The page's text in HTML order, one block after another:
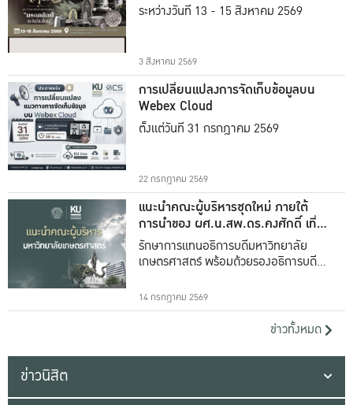
ระหว่างวันที่ 13 - 15 สิงหาคม 2569
3 สิงหาคม 2569
การเปลี่ยนแปลงการจัดเก็บข้อมูลบน
Webex Cloud
ตั้งแต่วันที่ 31 กรกฎาคม 2569
22 กรกฎาคม 2569
แนะนำคณะผู้บริหารชุดใหม่ ภายใต้
การนำของ ผศ.น.สพ.ดร.คงศักดิ์ เที่ยง
ธรรม
รักษาการแทนอธิการบดีมหาวิทยาลัย
เกษตรศาสตร์ พร้อมด้วยรองอธิการบดีทั้ง
14 กรกฎาคม 2569
ข่าวทั้งหมด
ข่าวนิสิต